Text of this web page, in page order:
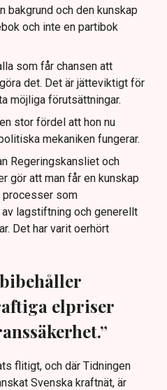
bakgrund och den kunskap
och inte en partibok
som får chansen att
det. Det är jätteviktigt för
möjliga förutsättningar.
stor fördel att hon nu
mekaniken fungerar.
Regeringskansliet och
gör att man får en kunskap
processer som
lagstiftning och generellt
Det har varit oerhört
elpriser
flitigt, och där Tidningen
Svenska kraftnät, är